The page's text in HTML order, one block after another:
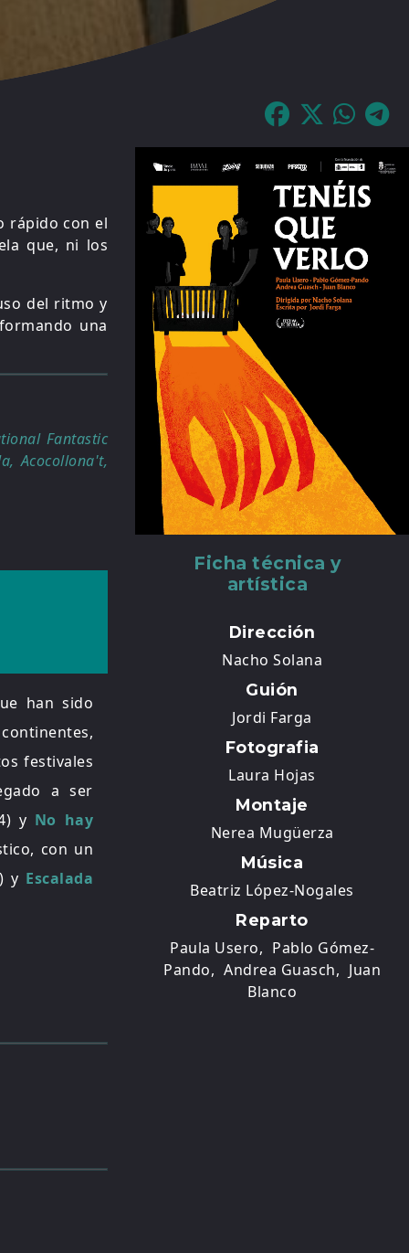
rápido con el
que, ni los
del ritmo y
una
Fantastic
Acocollona't,
han sido
festivales
a ser
y No hay
con un
y Escalada
Ficha técnica y
artística
Dirección
Nacho Solana
Guión
Jordi Farga
Fotografia
Laura Hojas
Montaje
Nerea Mugüerza
Música
Beatriz López-Nogales
Reparto
Paula Usero, Pablo Gómez-
Pando, Andrea Guasch, Juan
Blanco